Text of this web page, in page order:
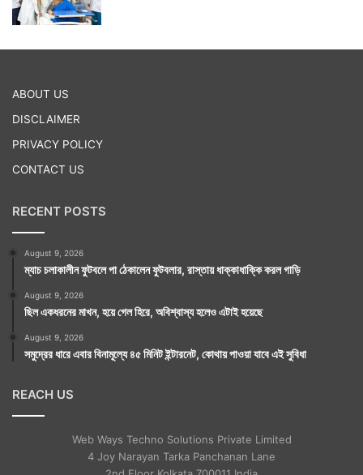
ABOUT US
DISCLAIMER
PRIVACY POLICY
CONTACT US
RECENT POSTS
August 9, 2026
ম্যাচ চলাকালীন ফুটবলে পা ঠেকালেন ফুটবলার, রাস্তায় ধাক্কাধাক্কি করল গাড়ি
August 9, 2026
ছিল একধরনের মাখন, হয়ে গেল হিরে, অবিশ্বাস্য হলেও এটাই হয়েছে
August 9, 2026
সমুদ্রের ধারে এবার বিনামূল্যে ৪৫ মিনিট ইন্টারনেট, কোথায় পাওয়া যাবে এই সুবিধা
REACH US
Web Ways Techno Solutions Private Limited
4 Joy Narayan Tarka Panchanan Lane